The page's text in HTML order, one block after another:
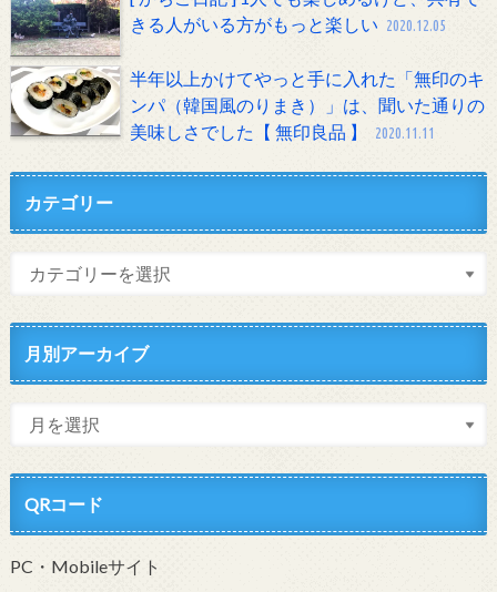
きる人がいる方がもっと楽しい 2020.12.05
半年以上かけてやっと手に入れた「無印のキ
ンパ（韓国風のりまき）」は、聞いた通りの
美味しさでした【 無印良品 】
2020.11.11
カテゴリー
月別アーカイブ
QRコード
PC・Mobileサイト